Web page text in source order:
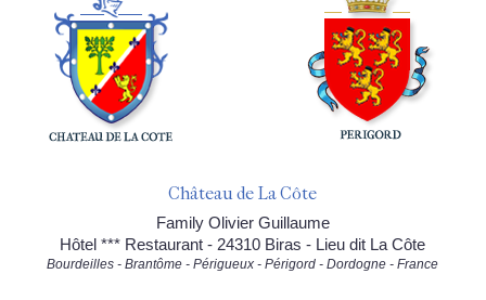
Château de La Côte
Family Olivier Guillaume
Hôtel *** Restaurant - 24310 Biras - Lieu dit La Côte
Bourdeilles - Brantôme - Périgueux - Périgord - Dordogne - France